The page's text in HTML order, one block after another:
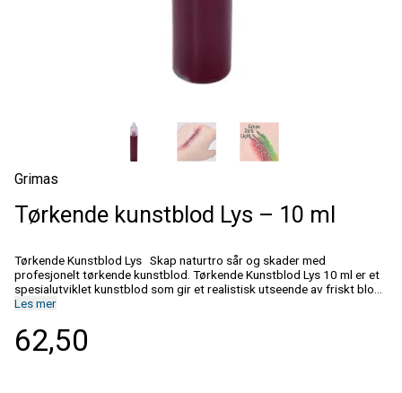
Grimas
Tørkende kunstblod Lys – 10 ml
Tørkende Kunstblod Lys Skap naturtro sår og skader med
profesjonelt tørkende kunstblod. Tørkende Kunstblod Lys 10 ml er et
spesialutviklet kunstblod som gir et realistisk utseende av friskt blod.
Den lyse rødfargen og den høye glansen gir en naturtro effekt,
karakteristiske våte utseendet. Den praktiske applikatorspissen gjør
det enkelt å legge presise bloddråper, blodstriper og detaljer i eller
Les mer
62,50